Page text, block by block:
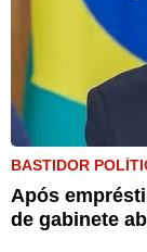
BASTIDOR
Após
de gabinete